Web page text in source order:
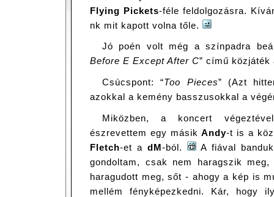
Flying Pickets-féle feldolgozásra.
nk mit kapott volna tőle.
Jó poén volt még a színpadra
Before E Except After C” című közjáték
Csúcspont: “Too Pieces” (Azt
azokkal a kemény basszusokkal a
Miközben, a koncert
észrevettem egy másikAndy-t is a
Fletch-et a dM-ból.
A fiával
gondoltam, csak nem haragszik
haragudott meg, sőt - ahogy a kép is
mellém fényképezkedni. Kár, hogy